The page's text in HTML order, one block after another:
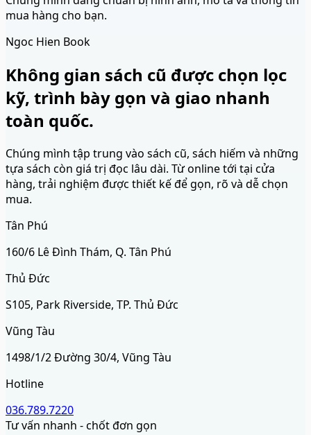
mua hàng cho bạn.
Ngoc Hien Book
Không gian sách cũ được chọn lọc
kỹ, trình bày gọn và giao nhanh
toàn quốc.
Chúng mình tập trung vào sách cũ, sách hiếm và những
tựa sách còn giá trị đọc lâu dài. Từ online tới tại cửa
hàng, trải nghiệm được thiết kế để gọn, rõ và dễ chọn
mua.
Tân Phú
160/6 Lê Đình Thám, Q. Tân Phú
Thủ Đức
S105, Park Riverside, TP. Thủ Đức
Vũng Tàu
1498/1/2 Đường 30/4, Vũng Tàu
Hotline
036.789.7220
Tư vấn nhanh - chốt đơn gọn